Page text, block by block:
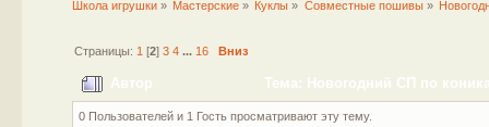
Школа игрушки» Мастерские » Куклы » Совместные пошивы»
Страницы: 1 [2] 3 4 ... 16 Вниз
Автор Тема: Новогодний СП по
0 Пользователей и 1 Гость просматривают эту тему.